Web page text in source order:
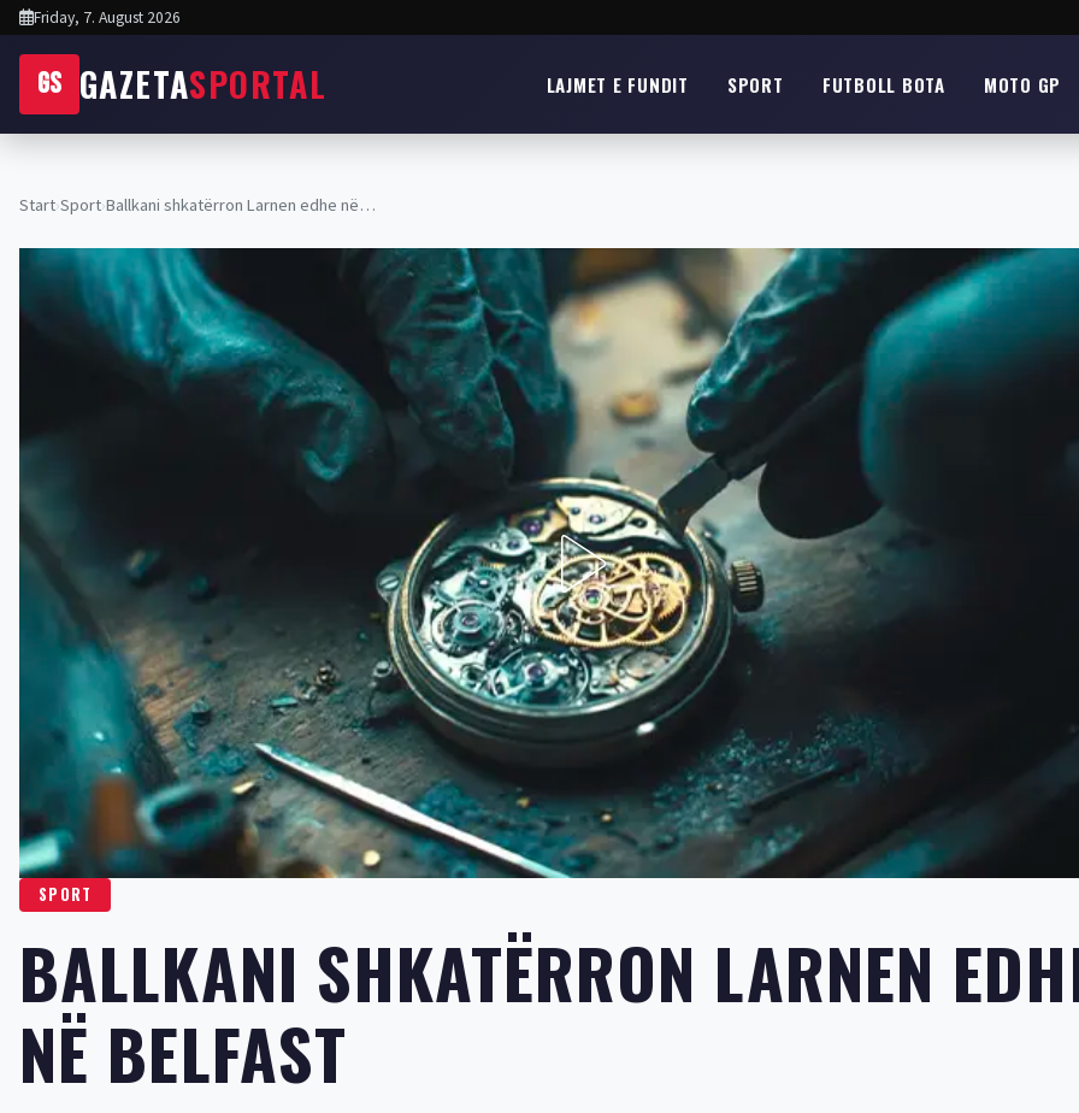
Friday, 7. August 2026
GS GAZETASPORTAL LAJMET E FUNDIT SPORT FUTBOLL BOTA MOTO GP
Start›Sport›Ballkani shkatërron Larnen edhe në…
SPORT
BALLKANI SHKATËRRON LARNEN
NË BELFAST